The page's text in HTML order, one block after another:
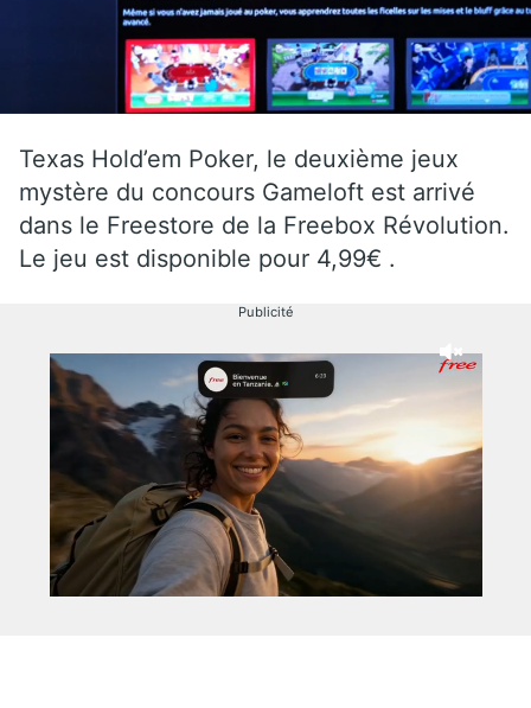
Texas Hold’em Poker, le deuxième jeux
mystère du concours Gameloft est arrivé
dans le Freestore de la Freebox Révolution.
Le jeu est disponible pour 4,99€ .
Publicité